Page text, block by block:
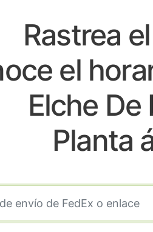
Rastrea
el
Elche De
Planta